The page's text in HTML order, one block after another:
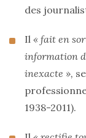
des
Il « fait en
information
inexacte »,
1938-2011).